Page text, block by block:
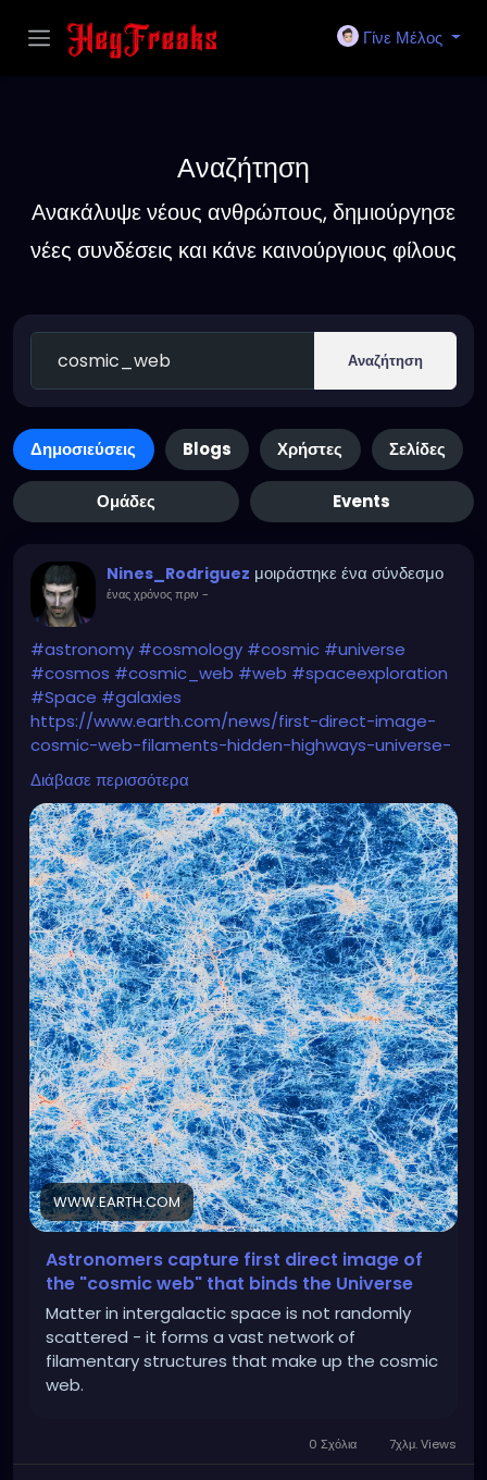
Γίνε Μέλος
Αναζήτηση
Ανακάλυψε νέους ανθρώπους, δημιούργησε
νέες συνδέσεις και κάνε καινούργιους φίλους
Αναζήτηση
Δημοσιεύσεις Blogs Χρήστες Σελίδες
Ομάδες Events
Nines_Rodriguez μοιράστηκε ένα σύνδεσμο
ένας χρόνος πριν -
#astronomy #cosmology #cosmic #universe
#cosmos #cosmic_web #web #spaceexploration
#Space #galaxies
https://www.earth.com/news/first-direct-image-
cosmic-web-filaments-hidden-highways-universe-
framework/
Διάβασε περισσότερα
WWW.EARTH.COM
Astronomers capture first direct image of
the "cosmic web" that binds the Universe
Matter in intergalactic space is not randomly
scattered - it forms a vast network of
filamentary structures that make up the cosmic
web.
0 Σχόλια 7χλμ. Views